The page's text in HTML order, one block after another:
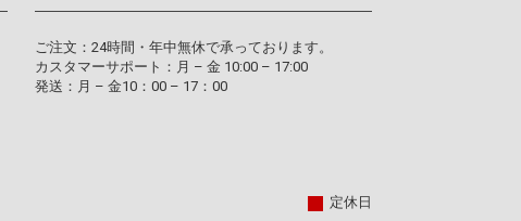
ご注文：24時間・年中無休で承っております。
カスタマーサポート：月 – 金 10:00 – 17:00
発送：月 – 金10：00 – 17：00
定休日